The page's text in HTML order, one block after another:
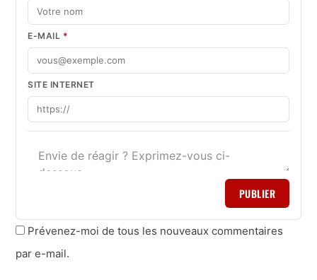
E-MAIL *
SITE INTERNET
PUBLIER
Prévenez-moi de tous les nouveaux commentaires
par e-mail.